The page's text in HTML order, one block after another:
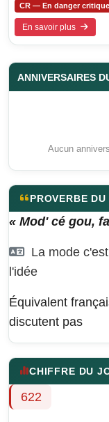
CR — En danger critique
En savoir plus
ANNIVERSAIRES
Aucun
PROVERBE
« Mod' cé gou,
La mode
l'idée
Équivalent
discutent pas
CHIFFRE DU
622